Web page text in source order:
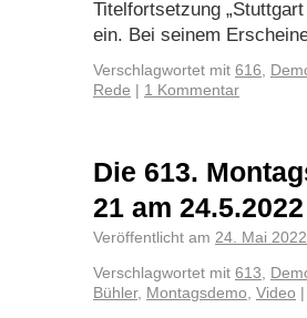
Titelfortsetzung
ein. Bei seinem
Verschlagwortet mit 616,
Rede
1 Kommentar
Die 613.
21 am 24.5.2022
Veröffentlicht am 24. Mai 2022
Verschlagwortet mit 613,
Bühler, Montagsdemo, Video